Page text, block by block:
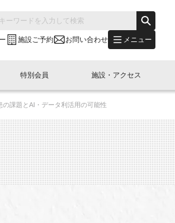
施設ご予約 お問い合わせ メニュー
特別会員開催
出展・参加
"LINK-BioBAY TOKYO"？
(News Letter)
コラム
ニュース・事業紹介
イベント
LINK-J WEST
容
本橋エリアについて
特別会員
し込み
施設・アクセス
予約
課題とAI・データ利活用の可能性